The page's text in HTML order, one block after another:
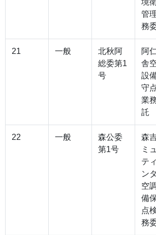
管
務
21 一般
北秋阿
総委第1
号
阿
舎
設
守
業
託
22 一般
森公委
第1号
森
ミ
テ
ン
空
備
点
務